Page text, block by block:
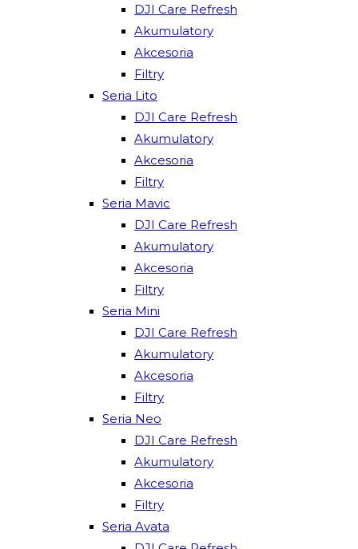
DJI Care Refresh
Akumulatory
Akcesoria
Filtry
Seria Lito
DJI Care Refresh
Akumulatory
Akcesoria
Filtry
Seria Mavic
DJI Care Refresh
Akumulatory
Akcesoria
Filtry
Seria Mini
DJI Care Refresh
Akumulatory
Akcesoria
Filtry
Seria Neo
DJI Care Refresh
Akumulatory
Akcesoria
Filtry
Seria Avata